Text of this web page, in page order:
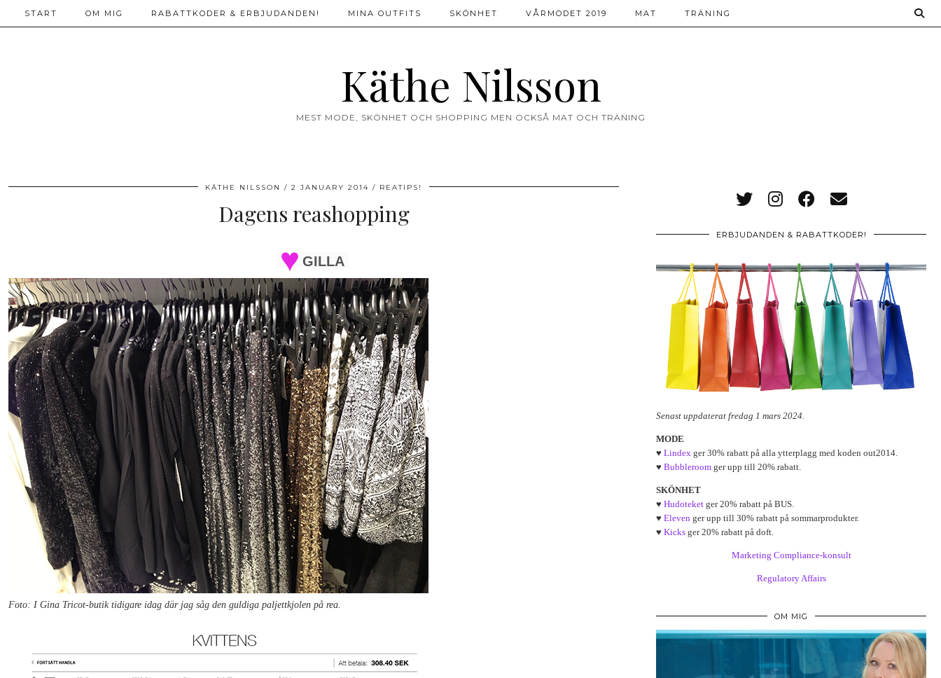
Käthe Nilsson
MEST MODE, SKÖNHET OCH SHOPPING MEN OCKSÅ MAT OCH TRÄNING
START OM MIG RABATTKODER & ERBJUDANDEN! MINA OUTFITS SKÖNHET VÅRMODET 2019 MAT TRÄNING
KÄTHE NILSSON 2 JANUARY 2014 REATIPS!
Dagens reashopping
GILLA
Foto: I Gina Tricot-butik tidigare idag där jag såg den guldiga paljettkjolen på rea.
ERBJUDANDEN & RABATTKODER!
Senast uppdaterat fredag 1 mars 2024.
MODE
♥ Lindex ger 30% rabatt på alla ytterplagg med koden out2014.
♥ Bubbleroom ger upp till 20% rabatt.
SKÖNHET
♥ Hudoteket ger 20% rabatt på BUS.
♥ Eleven ger upp till 30% rabatt på sommarprodukter.
♥ Kicks ger 20% rabatt på doft.
Marketing Compliance-konsult
Regulatory Affairs
OM MIG